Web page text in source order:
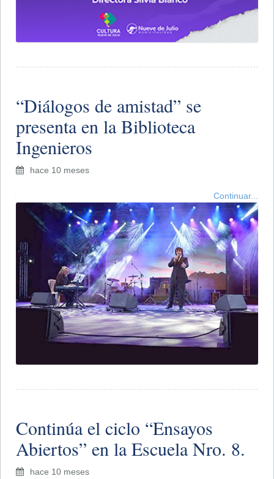
​“Diálogos de amistad” se
presenta en la Biblioteca
Ingenieros
hace 10 meses
Continuar...
​Continúa el ciclo “Ensayos
Abiertos” en la Escuela Nro. 8.
hace 10 meses